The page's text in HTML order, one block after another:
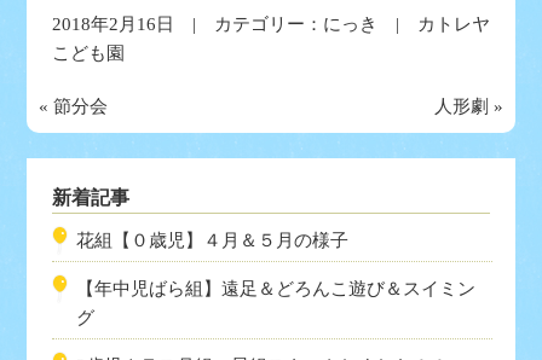
2018年2月16日 | カテゴリー： にっき
| カトレヤ
こども園
«節分会 人形劇 »
新着記事
花組【０歳児】４月＆５月の様子
【年中児ばら組】遠足＆どろんこ遊び＆スイミン
グ